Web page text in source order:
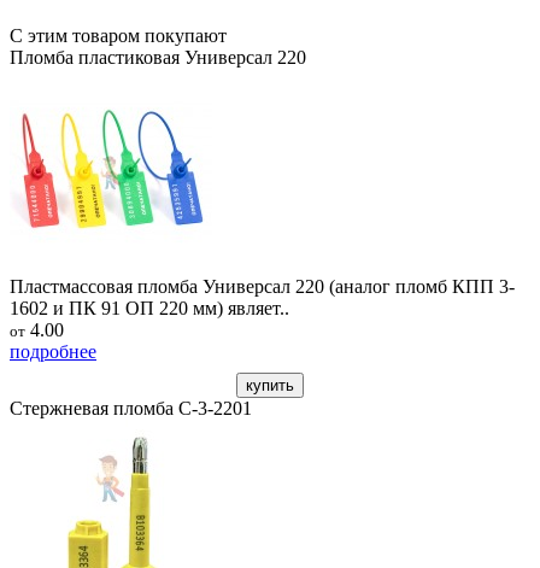
С этим товаром покупают
Пломба пластиковая Универсал 220
Пластмассовая пломба Универсал 220 (аналог пломб КПП 3-
1602 и ПК 91 ОП 220 мм) являет..
от 4.00
подробнее
купить
Стержневая пломба С-3-2201